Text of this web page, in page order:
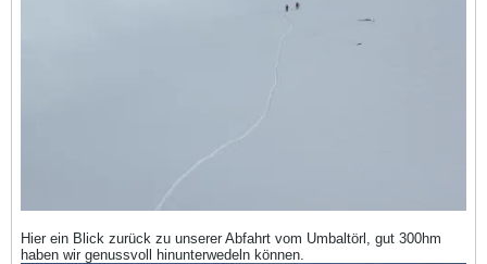
Hier ein Blick zurück zu unserer Abfahrt vom Umbaltörl, gut 300hm
haben wir genussvoll hinunterwedeln können.